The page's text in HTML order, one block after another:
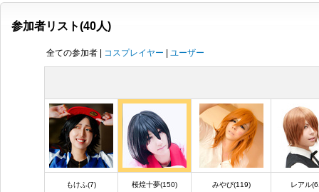
参加者リスト(40人)
全ての参加者 | コスプレイヤー ユーザー
もけふ(7) 桜煌十夢(150) みやび(119) レアル